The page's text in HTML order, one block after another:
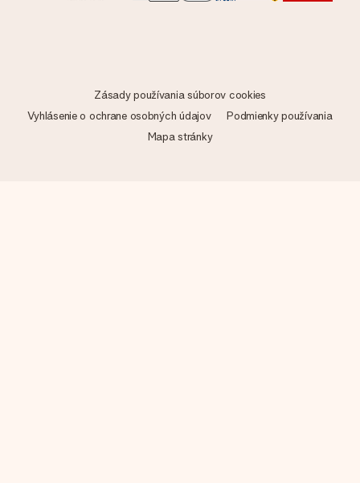
Zásady používania súborov cookies
Vyhlásenie o ochrane osobných údajov
Podmienky používania
Mapa stránky